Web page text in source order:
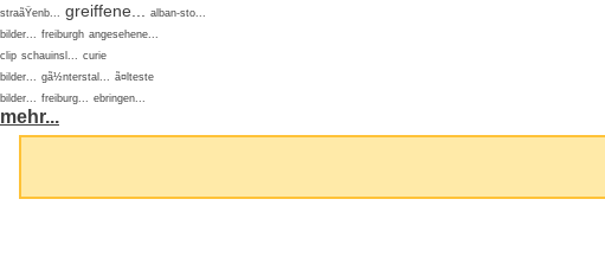
straãŸenb... greiffene...
alban-sto...
bilder... freiburgh angesehene...
clip schauinsl... curie
bilder... gã½nterstal... ã¤lteste
bilder... freiburg... ebringen...
mehr...